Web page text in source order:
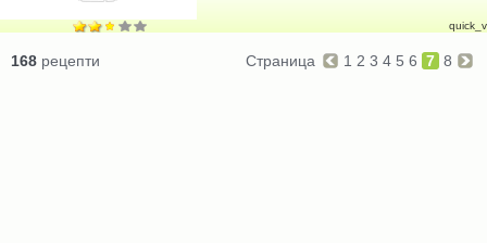
quick_v
168 рецепти Страница 1 2 3 4 5 6 7 8